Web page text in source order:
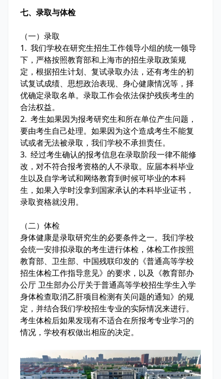
七、录取与体检
（一）录取
1. 我们学校在研究生招生工作领导小组的统一领导
下，严格按照教育部和上海市的招生录取政策规
定，根据招生计划、复试录取办法，还有考生的初
试复试成绩、思想政治表现、身心健康情况等，择
优确定录取名单。录取工作会依法保护残疾考生的
合法权益。
2. 考生如果因为报考研究生和所在单位产生问题，
要由考生自己处理。如果因为这个造成考生不能复
试或者无法被录取，我们学校不承担责任。
3. 经过考生确认的报考信息在录取阶段一律不能修
改，对不符合报考资格的人不录取。应届本科毕业
生以及自学考试和网络教育到时候可毕业的本科
生，如果入学时没拿到国家承认的本科毕业证书，
录取资格就没用。
（二）体检
身体健康是录取研究生的必要条件之一。我们学校
会统一安排拟录取的考生进行体检，体检工作按照
教育部、卫生部、中国残联印发的《普通高等学校
招生体检工作指导意见》的要求，以及《教育部办
公厅 卫生部办公厅关于普通高等学校招生学生入学
身体检查取消乙肝项目检测有关问题的通知》的规
定，并结合我们学校招生专业的实际情况来进行。
考生体检后如果发现有不适合在所报考专业学习的
情况，学校有权做出相应的决定。